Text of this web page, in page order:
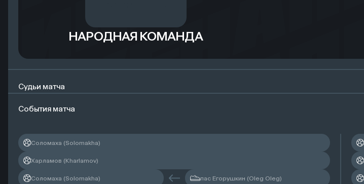
НАРОДНАЯ КОМАНДА
Судьи матча
Резервный судья Чалий Андрей
События матча
Соломаха (Solomakha)
Харламов (Kharlamov)
Соломаха (Solomakha) пас Егорушкин (Oleg Oleg)